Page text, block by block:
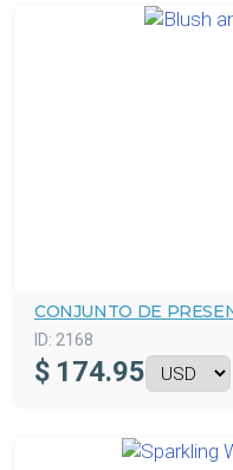
CONJUNTO DE
ID: 2168
$ 174.95